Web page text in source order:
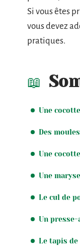
Si vous êtes
vous devez
pratiques.
Une
Des
Une
Une maryse
Le cul de
Un presse-
Le tapis